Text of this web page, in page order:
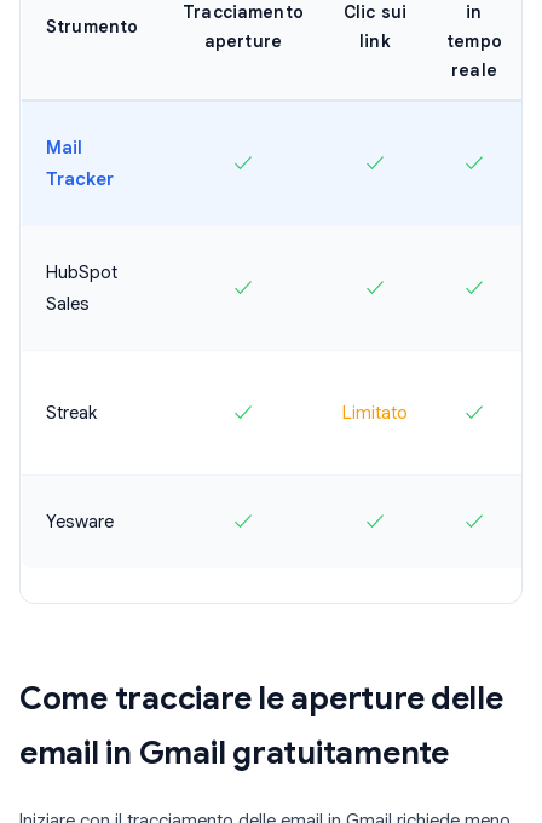
Strumento
Tracciamento
aperture
Clic sui
link
in
tempo
reale
Mail
Tracker
✓ ✓ ✓
HubSpot
Sales
✓ ✓ ✓
Streak ✓ Limitato ✓
Yesware ✓ ✓ ✓
Come tracciare le aperture delle
email in Gmail gratuitamente